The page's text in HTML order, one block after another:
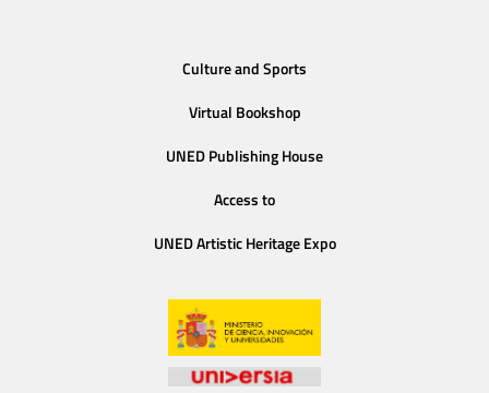
Culture and Sports
Virtual Bookshop
UNED Publishing House
Access to
UNED Artistic Heritage Expo